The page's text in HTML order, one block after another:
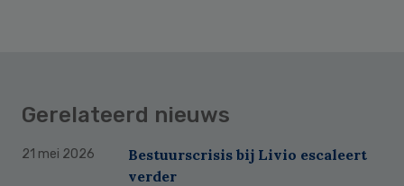
Gerelateerd nieuws
21 mei 2026
Bestuurscrisis bij Livio escaleert
verder